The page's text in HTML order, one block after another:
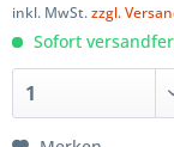
inkl. MwSt.zzgl.
Sofort